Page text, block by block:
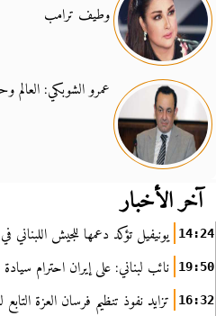
وطيف ترامب
عمرو الشوبكي: العالم
آخر الأخبار
14:24 يونيفيل تؤكد دعمها للجيش
19:50 نائب لبناني: على إيران احترام
16:32 تزايد نفوذ تنظيم فرسان العزة